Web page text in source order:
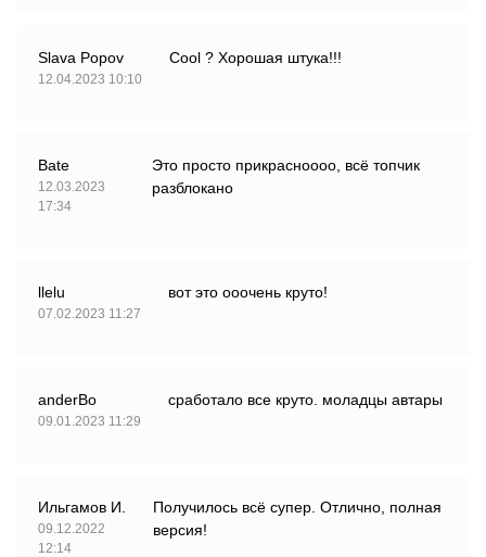
Slava Popov
12.04.2023 10:10
Cool ? Хорошая штука!!!
Bate
12.03.2023
17:34
Это просто прикрасноооо, всё топчик
разблокано
llelu
07.02.2023 11:27
вот это ооочень круто!
anderBo
09.01.2023 11:29
сработало все круто. моладцы автары
Ильгамов И.
09.12.2022
12:14
Получилось всё супер. Отлично, полная
версия!